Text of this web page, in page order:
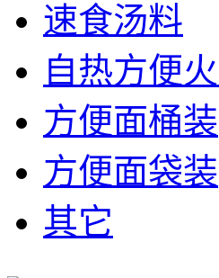
速食汤料
自热方便
方便面桶装
方便面袋装
其它